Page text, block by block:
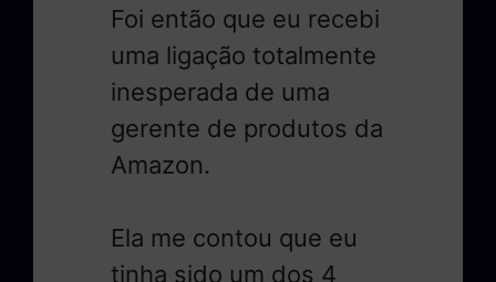
Foi então que eu recebi
uma ligação totalmente
inesperada de uma
gerente de produtos da
Amazon.
Ela me contou que eu
tinha sido um dos 4